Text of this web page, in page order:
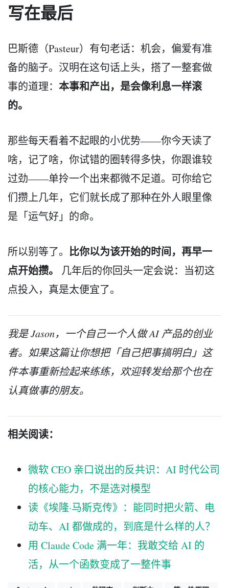
写在最后
巴斯德（Pasteur）有句老话：机会，偏爱有准
备的脑子。汉明在这句话上头，搭了一整套做
事的道理： 本事和产出，是会像利息一样滚
的。
那些每天看着不起眼的小优势——你今天读了
啥，记了啥，你试错的圈转得多快，你跟谁较
过劲——单拎一个出来都微不足道。可你给它
们攒上几年，它们就长成了那种在外人眼里像
是「运气好」的命。
所以别等了。 比你以为该开始的时间，再早一
点开始攒。
几年后的你回头一定会说：当初这
点投入，真是太便宜了。
我是 Jason，一个自己一个人做 AI 产品的创业
者。如果这篇让你想把「自己把事搞明白」这
件本事重新捡起来练练，欢迎转发给那个也在
认真做事的朋友。
相关阅读：
微软 CEO 亲口说出的反共识：AI 时代公司
的核心能力，不是选对模型
读《埃隆·马斯克传》：能同时把火箭、电
动车、AI 都做成的，到底是什么样的人？
用 Claude Code 满一年：我敢交给 AI 的
活，从一个函数变成了一整件事